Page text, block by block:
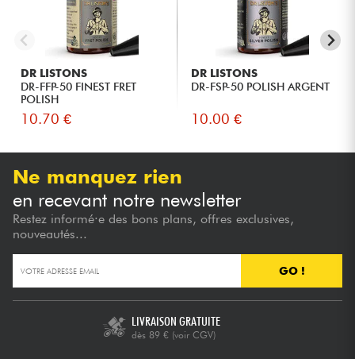
DR LISTONS
DR-FFP-50 FINEST FRET
POLISH
10.70 €
DR LISTONS
DR-FSP-50 POLISH ARGENT
10.00 €
Ne manquez rien
en recevant notre newsletter
Restez informé·e des bons plans, offres exclusives,
nouveautés...
GO !
LIVRAISON GRATUITE
dès 89 € (voir CGV)